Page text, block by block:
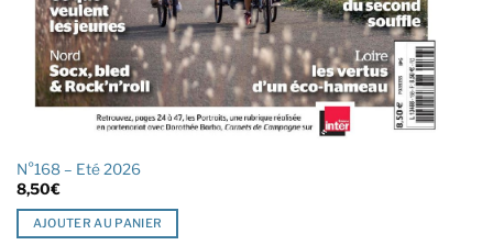
N°168 – Eté 2026
8,50€
AJOUTER AU PANIER